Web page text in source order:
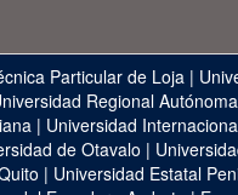
Particular de Loja |
Regional
| Universidad
de Otavalo |
| Universidad Estatal